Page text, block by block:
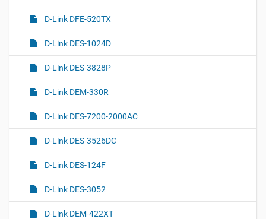
D-Link DFE-520TX
D-Link DES-1024D
D-Link DES-3828P
D-Link DEM-330R
D-Link DES-7200-2000AC
D-Link DES-3526DC
D-Link DES-124F
D-Link DES-3052
D-Link DEM-422XT